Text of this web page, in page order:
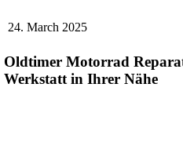
24. March 2025
Oldtimer Motorrad
Werkstatt in Ihrer Nähe